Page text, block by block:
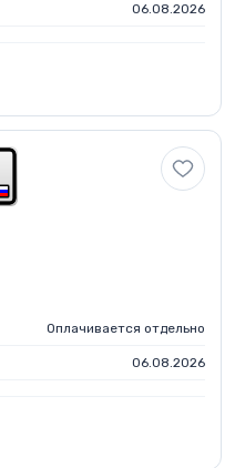
06.08.2026
Оплачивается отдельно
06.08.2026